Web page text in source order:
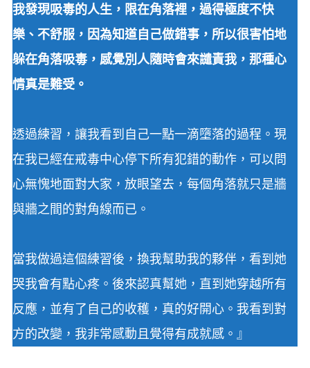
我發現吸毒的人生，限在角落裡，過得極度不快
樂、不舒服，因為知道自己做錯事，所以很害怕地
躲在角落吸毒，感覺別人隨時會來譴責我，那種心
情真是難受。
透過練習，讓我看到自己一點一滴墮落的過程。現
在我已經在戒毒中心停下所有犯錯的動作，可以問
心無愧地面對大家，放眼望去，每個角落就只是牆
與牆之間的對角線而已。
當我做過這個練習後，換我幫助我的夥伴，看到她
哭我會有點心疼。後來認真幫她，直到她穿越所有
反應，並有了自己的收穫，真的好開心。我看到對
方的改變，我非常感動且覺得有成就感。』